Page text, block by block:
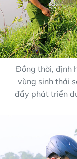
Đồng thời, định
vùng sinh thái
đẩy phát triển